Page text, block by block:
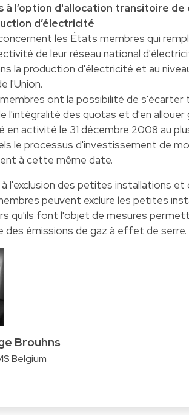
à l’option d'allocation transitoire
d’électricité
les États membres qui
de leur réseau national
la production d'électricité et au
l'Union.
ont la possibilité de s'écarter
l'intégralité des quotas et d'en
en activité le 31 décembre 2008 au
le processus d'investissement de
à cette même date.
l'exclusion des petites installations et
peuvent exclure les petites
qu'ils font l'objet de mesures
des émissions de gaz à effet de serre.
Brouhns
Belgium